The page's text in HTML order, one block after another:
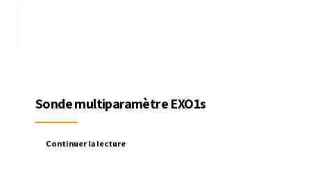
Sonde multiparamètre EXO1s
Continuer la lecture